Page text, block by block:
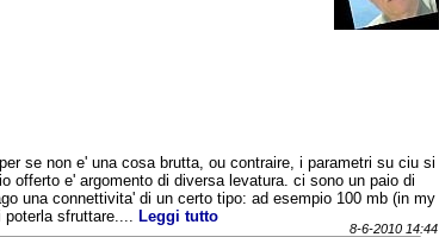
se non e' una cosa brutta, ou contraire, i parametri su ciu si
offerto e' argomento di diversa levatura. ci sono un paio di
una connettivita' di un certo tipo: ad esempio 100 mb (in my
poterla sfruttare....Leggi tutto
8-6-2010 14:44